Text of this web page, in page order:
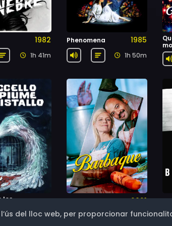
1982
1h 41m
Phenomena 1985
1h 50m
les
Barbaque 2021
1h 28m
del lloc web, per proporcionar